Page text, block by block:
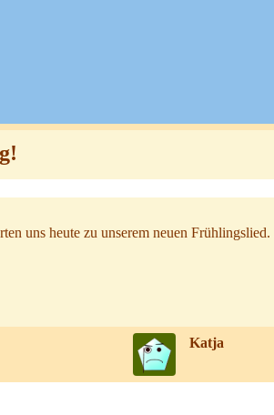
uns heute zu unserem neuen Frühlingslied.
Katja